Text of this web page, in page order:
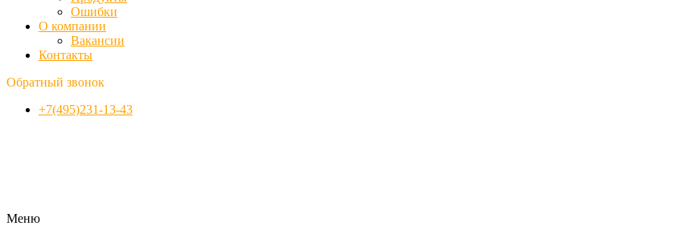
Ошибки
О компании
Вакансии
Контакты
Обратный звонок
+7(495)231-13-43
Меню